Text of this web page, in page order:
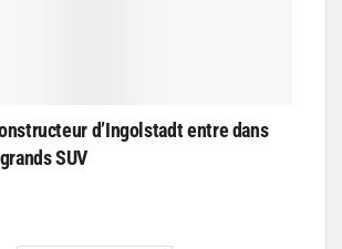
d’Ingolstadt entre dans
SUV